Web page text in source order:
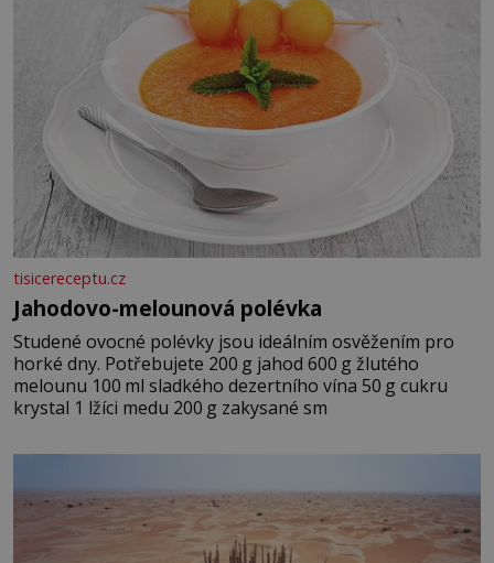
tisicereceptu.cz
Jahodovo-melounová polévka
Studené ovocné polévky jsou ideálním osvěžením pro
horké dny. Potřebujete 200 g jahod 600 g žlutého
melounu 100 ml sladkého dezertního vína 50 g cukru
krystal 1 lžíci medu 200 g zakysané sm